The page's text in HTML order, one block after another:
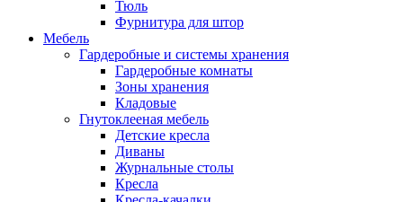
Тюль
Фурнитура для штор
Мебель
Гардеробные и системы хранения
Гардеробные комнаты
Зоны хранения
Кладовые
Гнутоклееная мебель
Детские кресла
Диваны
Журнальные столы
Кресла